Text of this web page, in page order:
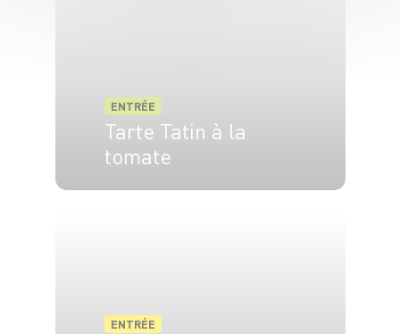
ENTRÉE
Tarte Tatin à la
tomate
ENTRÉE